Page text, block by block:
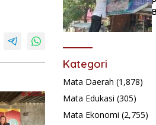
Kategori
Mata Daerah (1,878)
Mata Edukasi (305)
Mata Ekonomi (2,755)